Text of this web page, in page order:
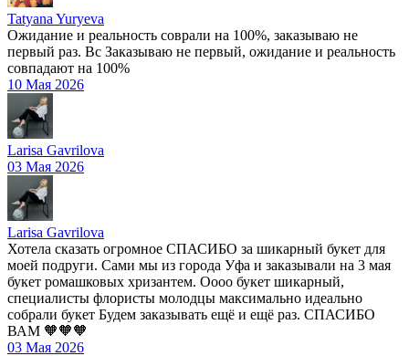
Tatyana Yuryeva
Ожидание и реальность соврали на 100%, заказываю не
первый раз. Вс Заказываю не первый, ожидание и реальность
совпадают на 100%
10 Мая 2026
Larisa Gavrilova
03 Мая 2026
Larisa Gavrilova
Хотела сказать огромное СПАСИБО за шикарный букет для
моей подруги. Сами мы из города Уфа и заказывали на 3 мая
букет ромашковых хризантем. Оооо букет шикарный,
специалисты флористы молодцы максимально идеально
собрали букет Будем заказывать ещё и ещё раз. СПАСИБО
ВАМ 🧡🧡🧡
03 Мая 2026